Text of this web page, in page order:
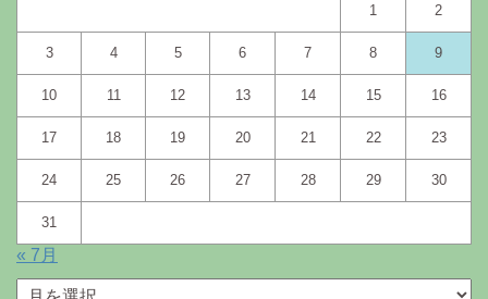
1 2
3 4 5 6 7 8 9
10 11 12 13 14 15 16
17 18 19 20 21 22 23
24 25 26 27 28 29 30
31
« 7月
月